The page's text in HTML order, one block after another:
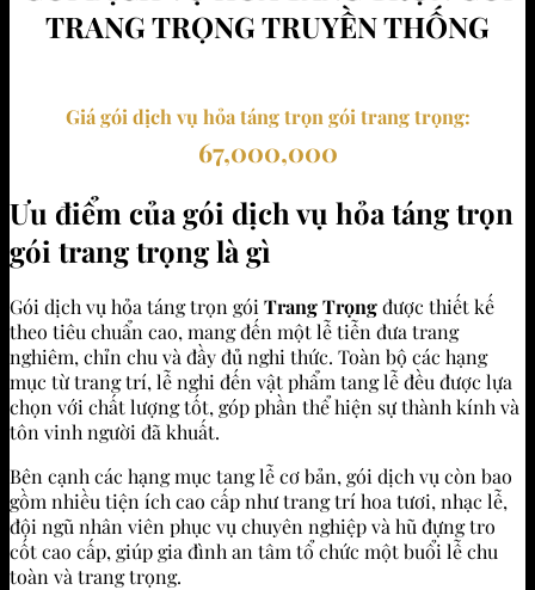
TRANG TRỌNG TRUYỀN THỐNG
Giá gói dịch vụ hỏa táng trọn gói trang trọng:
67,000,000
Ưu điểm của gói dịch vụ hỏa táng trọn
gói trang trọng là gì
Gói dịch vụ hỏa táng trọn gói Trang Trọngđược thiết kế
theo tiêu chuẩn cao, mang đến một lễ tiễn đưa trang
nghiêm, chỉn chu và đầy đủ nghi thức. Toàn bộ các hạng
mục từ trang trí, lễ nghi đến vật phẩm tang lễ đều được lựa
chọn với chất lượng tốt, góp phần thể hiện sự thành kính và
tôn vinh người đã khuất.
Bên cạnh các hạng mục tang lễ cơ bản, gói dịch vụ còn bao
gồm nhiều tiện ích cao cấp như trang trí hoa tươi, nhạc lễ,
đội ngũ nhân viên phục vụ chuyên nghiệp và hũ đựng tro
cốt cao cấp, giúp gia đình an tâm tổ chức một buổi lễ chu
toàn và trang trọng.